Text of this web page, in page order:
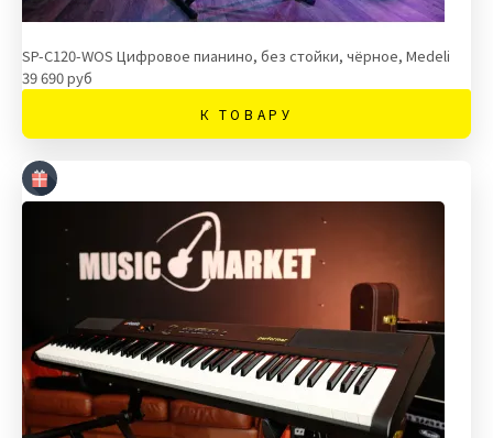
SP-C120-WOS Цифровое пианино, без стойки, чёрное, Medeli
39 690 руб
К ТОВАРУ